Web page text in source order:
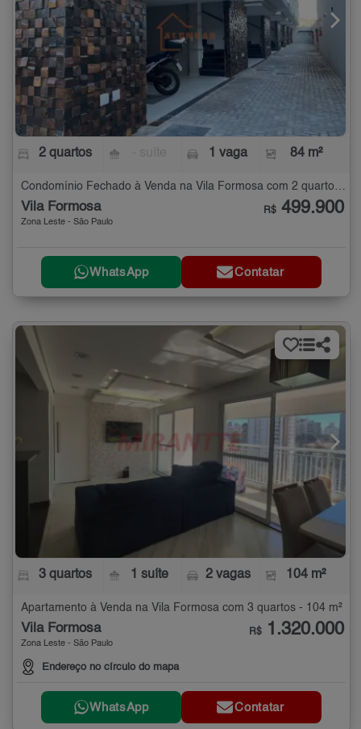
2 quartos 1 vaga 84 m²
Condomínio Fechado à Venda na Vila Formosa com 2 quartos - 84 m²
Vila Formosa
Zona Leste - São Paulo
R$ 499.900
WhatsApp Contatar
3 quartos 1 suíte 2 vagas 104 m²
Apartamento à Venda na Vila Formosa com 3 quartos - 104 m²
Vila Formosa
Zona Leste - São Paulo
Endereço no círculo do mapa
R$ 1.320.000
WhatsApp Contatar